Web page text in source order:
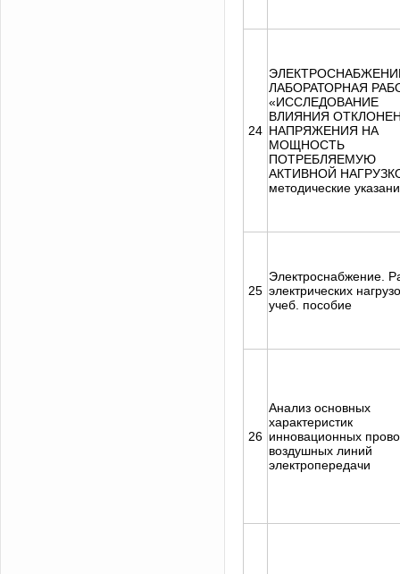
24
ЛАБОРАТОРНАЯ
«ИССЛЕДОВАНИЕ
ВЛИЯНИЯ
НАПРЯЖЕНИЯ НА
МОЩНОСТЬ
ПОТРЕБЛЯЕМУЮ
АКТИВНОЙ
методические
25
Электроснабжение.
электрических
учеб. пособие
26
Анализ основных
характеристик
инновационных
воздушных линий
электропередачи